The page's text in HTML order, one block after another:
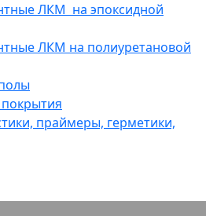
ЛКМ ­ на эпоксидной
ЛКМ на полиуретановой
праймеры, герметики,